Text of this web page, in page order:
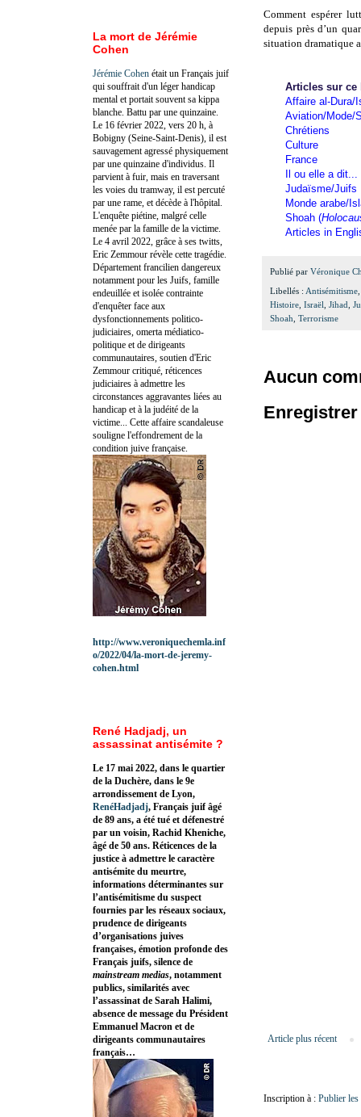
Comment espérer
depuis près d’un
situation dramatique
Articles sur ce
Affaire al-Dura/
Aviation/Mode/
Chrétiens
Culture
France
Il ou elle a dit...
Judaïsme/Juifs
Monde arabe/
Shoah (
Articles in
Publié par Véronique
Libellés : Antisémitisme,
Histoire, Israël, Jihad,
Shoah, Terrorisme
Aucun
Article plus récent
Inscription à : Publier
La mort de Jérémie
Cohen
Jérémie Cohen était un Français juif
qui souffrait d'un léger handicap
mental et portait souvent sa kippa
blanche. Battu par une quinzaine.
Le 16 février 2022, vers 20 h, à
Bobigny (Seine-Saint-Denis), il est
sauvagement agressé physiquement
par une quinzaine d'individus. Il
parvient à fuir, mais en traversant
les voies du tramway, il est percuté
par une rame, et décède à l'hôpital.
L'enquête piétine, malgré celle
menée par la famille de la victime.
Le 4 avril 2022, grâce à ses twitts,
Eric Zemmour révèle cette tragédie.
Département francilien dangereux
notamment pour les Juifs, famille
endeuillée et isolée contrainte
d'enquêter face aux
dysfonctionnements politico-
judiciaires, omerta médiatico-
politique et de dirigeants
communautaires, soutien d'Eric
Zemmour critiqué, réticences
judiciaires à admettre les
circonstances aggravantes liées au
handicap et à la judéité de la
victime... Cette affaire scandaleuse
souligne l'effondrement de la
condition juive française.
http://www.veroniquechemla.inf
o/2022/04/la-mort-de-jeremy-
cohen.html
René Hadjadj, un
assassinat antisémite ?
Le 17 mai 2022, dans le quartier
de la Duchère, dans le 9e
arrondissement de Lyon,
RenéHadjadj, Français juif âgé
de 89 ans, a été tué et défenestré
par un voisin, Rachid Kheniche,
âgé de 50 ans. Réticences de la
justice à admettre le caractère
antisémite du meurtre,
informations déterminantes sur
l’antisémitisme du suspect
fournies par les réseaux sociaux,
prudence de dirigeants
d’organisations juives
françaises, émotion profonde des
Français juifs, silence de
mainstream medias, notamment
publics, similarités avec
l’assassinat de Sarah Halimi,
absence de message du Président
Emmanuel Macron et de
dirigeants communautaires
français…